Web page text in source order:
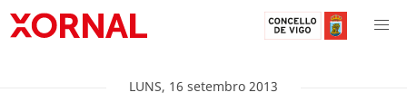
LUNS, 16 setembro 2013